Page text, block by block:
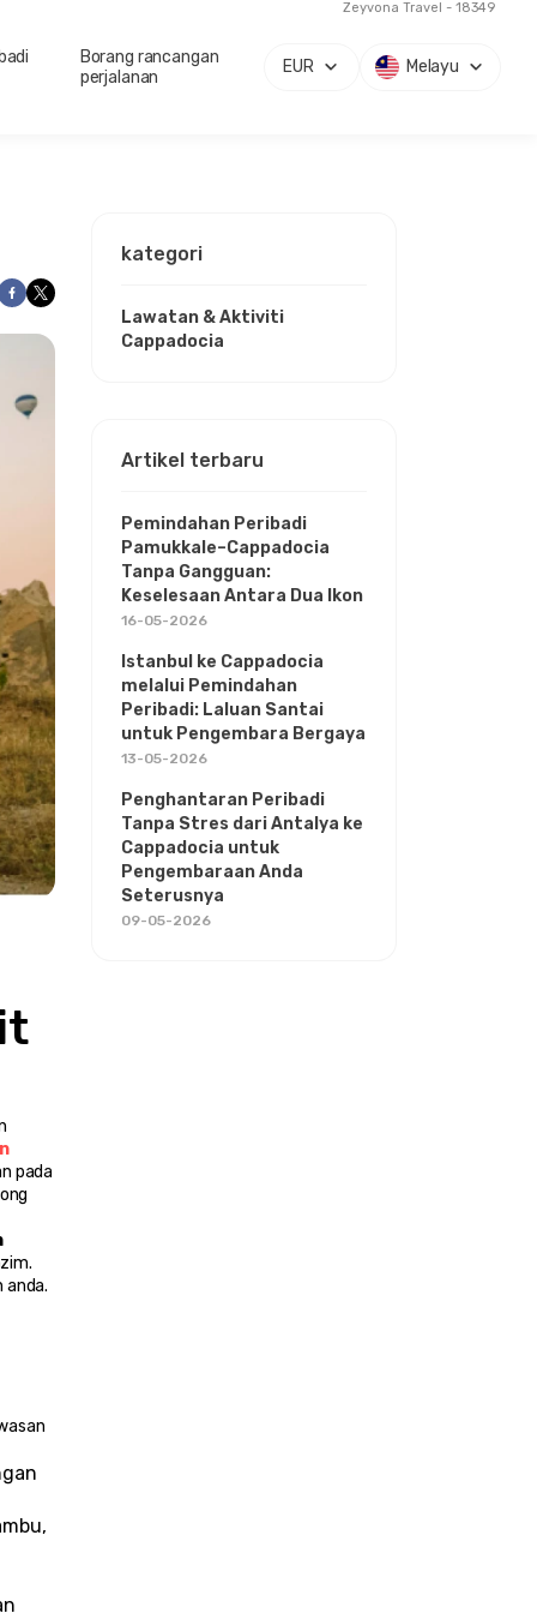
Zeyvona Travel - 18349
Borang rancangan
perjalanan
EUR Melayu
pada
anda.
kategori
Lawatan & Aktiviti
Cappadocia
Artikel terbaru
Pemindahan Peribadi
Pamukkale–Cappadocia
Tanpa Gangguan:
Keselesaan Antara Dua Ikon
16-05-2026
Istanbul ke Cappadocia
melalui Pemindahan
Peribadi: Laluan Santai
untuk Pengembara Bergaya
13-05-2026
Penghantaran Peribadi
Tanpa Stres dari Antalya ke
Cappadocia untuk
Pengembaraan Anda
Seterusnya
09-05-2026